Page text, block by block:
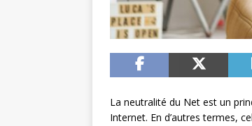
La neutralité du Net est un
Internet. En d’autres termes,